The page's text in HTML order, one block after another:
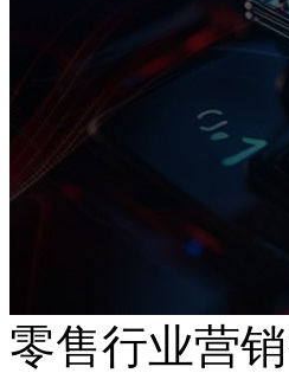
零售行业营